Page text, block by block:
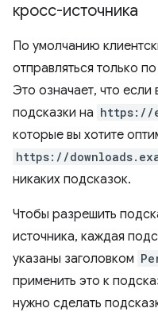
кросс-источника
По умолчанию
отправляться только
Это означает, что
подсказки на https://
которые вы хотите
https://
никаких подсказок.
Чтобы разрешить
источника, каждая
указаны заголовком
применить это к
нужно сделать